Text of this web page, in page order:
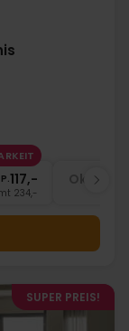
117,-
234,-
Okt
SUPER PREIS!